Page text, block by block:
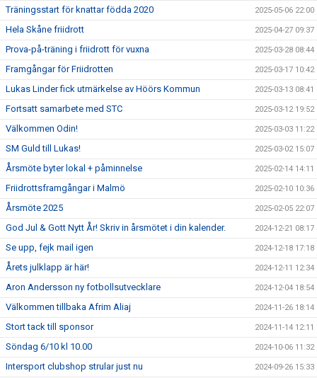
Träningsstart för knattar födda 2020 2025-05-06 22:00
Hela Skåne friidrott 2025-04-27 09:37
Prova-på-träning i friidrott för vuxna 2025-03-28 08:44
Framgångar för Friidrotten 2025-03-17 10:42
Lukas Linder fick utmärkelse av Höörs Kommun 2025-03-13 08:41
Fortsatt samarbete med STC 2025-03-12 19:52
Välkommen Odin! 2025-03-03 11:22
SM Guld till Lukas! 2025-03-02 15:07
Årsmöte byter lokal + påminnelse 2025-02-14 14:11
Friidrottsframgångar i Malmö 2025-02-10 10:36
Årsmöte 2025 2025-02-05 22:07
God Jul & Gott Nytt År! Skriv in årsmötet i din kalender. 2024-12-21 08:17
Se upp, fejk mail igen 2024-12-18 17:18
Årets julklapp är här! 2024-12-11 12:34
Aron Andersson ny fotbollsutvecklare 2024-12-04 18:54
Välkommen tillbaka Afrim Aliaj 2024-11-26 18:14
Stort tack till sponsor 2024-11-14 12:11
Söndag 6/10 kl 10.00 2024-10-06 11:32
Intersport clubshop strular just nu 2024-09-26 15:33